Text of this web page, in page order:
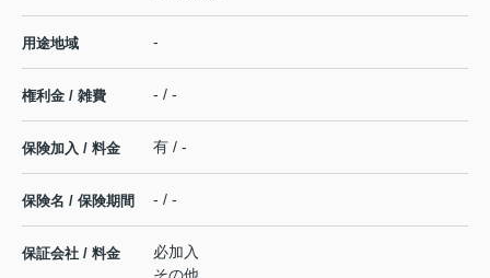
用途地域 -
権利金 / 雑費 - / -
保険加入 / 料金 有 / -
保険名 / 保険期間 - / -
保証会社 / 料金
必加入